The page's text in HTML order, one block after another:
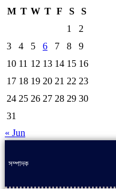
M T W T F S
S
1
2
3
4 5 6 7 8
9
10 11 12 13 14 15 16
17 18 19 20 21 22 23
24 25 26 27 28 29 30
31
« Jun
সম্পাদক